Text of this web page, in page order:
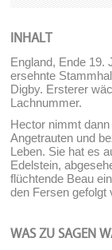
INHALT
England, Ende 19.
ersehnte
Digby. Ersterer
Lachnummer.
Hector nimmt
Angetrauten und
Leben. Sie hat es
Edelstein,
flüchtende Beau
den Fersen
WAS ZU SAGEN